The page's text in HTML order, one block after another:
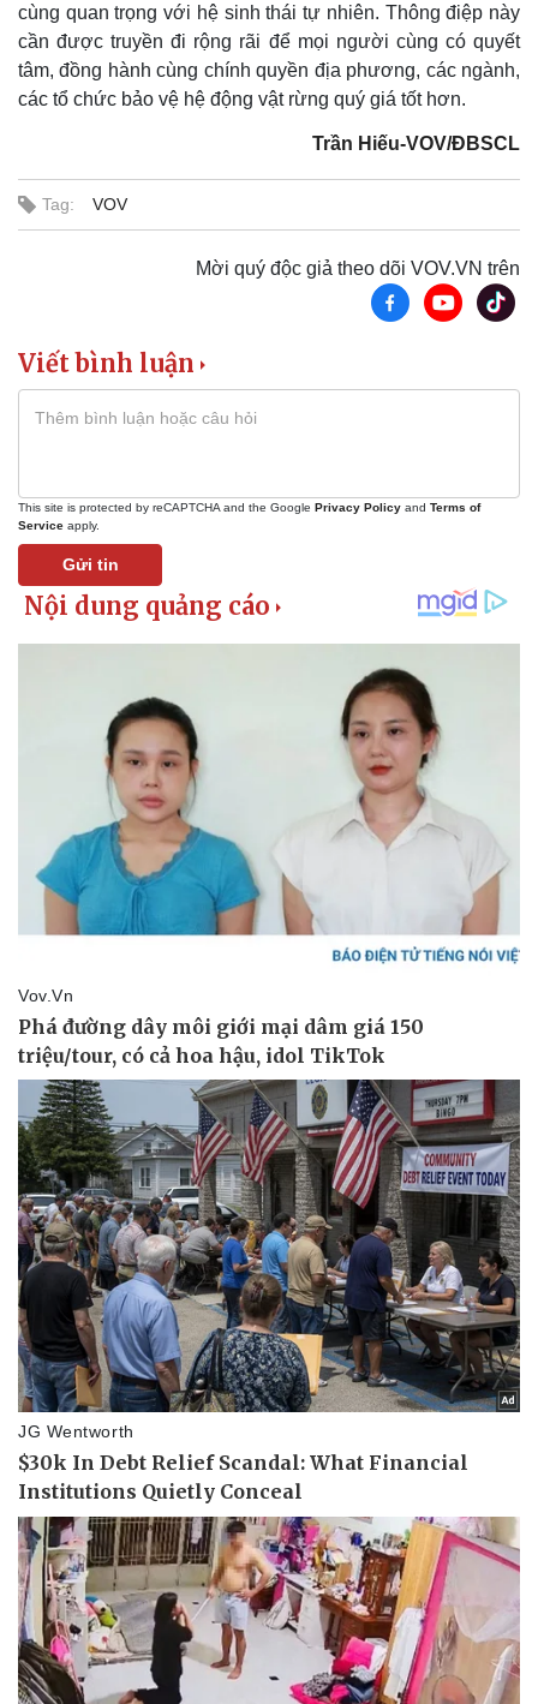
Khởi nghiệp
Chứng khoán
Giá cà phê
Pháp luật
Tin nóng
Quân sự - Quốc phòng
Vũ khí
Việt Nam
Phân tích
Thể thao
Bóng đá
Lịch thi đấu bóng đá
Thế giới thể thao
eSports
Hậu trường
Ô tô - Xe máy
Ô tô
Xe máy
Tư vấn
cùng quan trọng với hệ sinh thái tự nhiên. Thông điệp này
cần được truyền đi rộng rãi để mọi người cùng có quyết
tâm, đồng hành cùng chính quyền địa phương, các ngành,
các tổ chức bảo vệ hệ động vật rừng quý giá tốt hơn.
Trần Hiếu-VOV/ĐBSCL
Tag: VOV
Mời quý độc giả theo dõi VOV.VN trên
Viết bình luận
This site is protected by reCAPTCHA and the Google Privacy Policy and Terms of
Service apply.
Gửi tin